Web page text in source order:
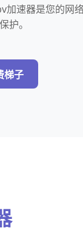
加速器是您的网
护。
梯子